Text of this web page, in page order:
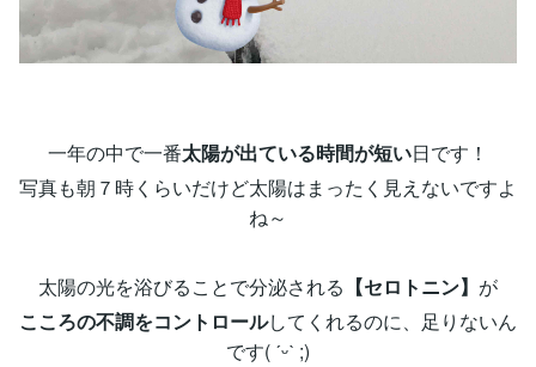
一年の中で一番太陽が出ている時間が短い日です！
写真も朝７時くらいだけど太陽はまったく見えないですよ
ね～
太陽の光を浴びることで分泌される 【セロトニン】 が
こころの不調をコントロールしてくれるのに、足りないん
です( ˊᵕˋ ;)